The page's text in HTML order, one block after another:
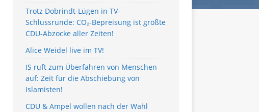
Trotz Dobrindt-Lügen in TV-
Schlussrunde: CO₂-Bepreisung ist größte
CDU-Abzocke aller Zeiten!
Alice Weidel live im TV!
IS ruft zum Überfahren von Menschen
auf: Zeit für die Abschiebung von
Islamisten!
CDU & Ampel wollen nach der Wahl